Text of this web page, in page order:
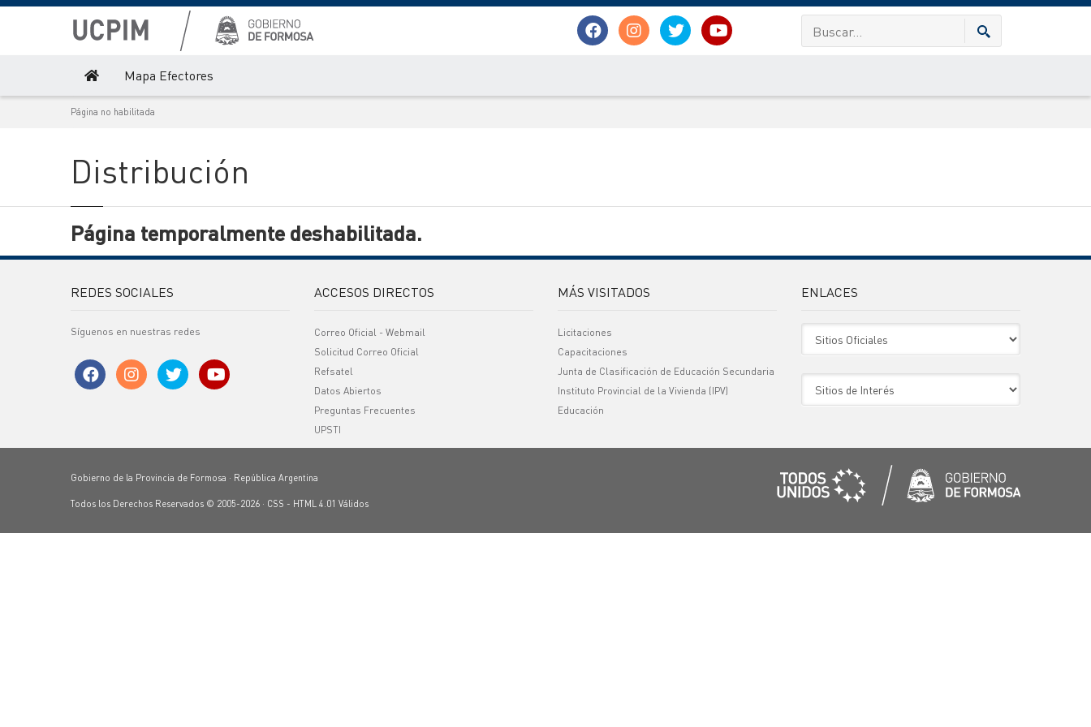
Mapa Efectores
Página no habilitada
Distribución
Página temporalmente deshabilitada.
REDES SOCIALES
Síguenos en nuestras redes
ACCESOS DIRECTOS
Correo Oficial - Webmail
Solicitud Correo Oficial
Refsatel
Datos Abiertos
Preguntas Frecuentes
UPSTI
MÁS VISITADOS
Licitaciones
Capacitaciones
Junta de Clasificación de Educación Secundaria
Instituto Provincial de la Vivienda (IPV)
Educación
ENLACES
Gobierno de la Provincia de Formosa · República Argentina
Todos los Derechos Reservados © 2005-2026 · CSS - HTML 4.01 Válidos